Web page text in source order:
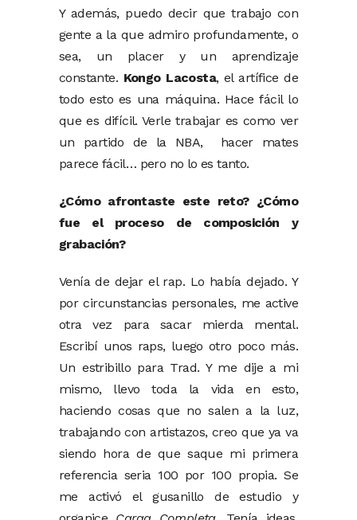
Y además, puedo decir que trabajo con
gente a la que admiro profundamente, o
sea, un placer y un aprendizaje
constante. Kongo Lacosta, el artífice de
todo esto es una máquina. Hace fácil lo
que es difícil. Verle trabajar es como ver
un partido de la NBA, hacer mates
parece fácil… pero no lo es tanto.
¿Cómo afrontaste este reto? ¿Cómo
fue el proceso de composición y
grabación?
Venía de dejar el rap. Lo había dejado. Y
por circunstancias personales, me active
otra vez para sacar mierda mental.
Escribí unos raps, luego otro poco más.
Un estribillo para Trad. Y me dije a mi
mismo, llevo toda la vida en esto,
haciendo cosas que no salen a la luz,
trabajando con artistazos, creo que ya va
siendo hora de que saque mi primera
referencia seria 100 por 100 propia. Se
me activó el gusanillo de estudio y